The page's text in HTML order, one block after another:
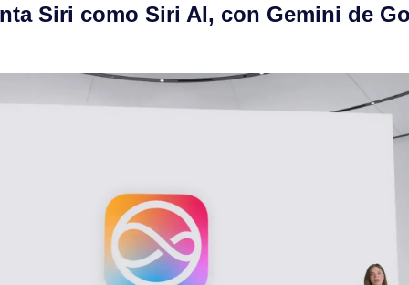
Siri como Siri AI, con Gemini de